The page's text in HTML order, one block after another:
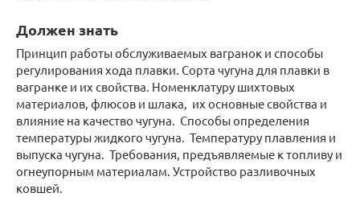
Должен знать
Принцип работы обслуживаемых вагранок и способы
регулирования хода плавки. Сорта чугуна для плавки в
вагранке и их свойства. Номенклатуру шихтовых
материалов, флюсов и шлака, их основные свойства и
влияние на качество чугуна. Способы определения
температуры жидкого чугуна. Температуру плавления и
выпуска чугуна. Требования, предъявляемые к топливу и
огнеупорным материалам. Устройство разливочных
ковшей.